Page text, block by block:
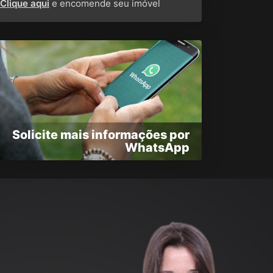
Clique aqui e encomende seu imóvel
Solicite mais informações por
WhatsApp